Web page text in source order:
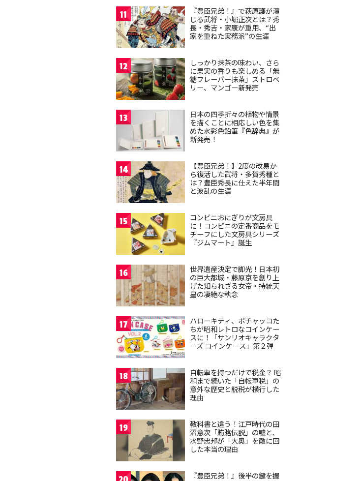
11
『豊臣兄弟！』で萩原護が演
じる武将・小堀正次とは？秀
長・秀吉・家康が重用、“出
家を重ねた実務派”の生涯
12
しっかり抹茶の味わい、さら
に果実の香りも楽しめる「無
糖フレーバー抹茶」ストロベ
リー、マンゴー新発売
13
日本の四季折々の植物や情景
を描くことに相応しい色を集
めた水彩色鉛筆『色辞典』が
新発売！
14
【豊臣兄弟！】2度の改易か
ら復活した武将・多賀秀種と
は？豊臣秀長に仕えた半年間
と波乱の生涯
15
コンビニおにぎりが文房具
に！コンビニの定番商品をモ
チーフにした文房具シリーズ
『ジムマート』誕生
16
世界遺産決定で脚光！日本初
の巨大都城・藤原京を創り上
げた知られざる女帝・持統天
皇の凄絶な執念
17
ハローキティ、ポチャッコた
ちが昭和レトロなコインケー
スに！「サンリオキャラクタ
ーズ コインケース」第２弾
18
自転車を持つだけで税金？ 昭
和まで続いた「自転車税」の
意外な歴史と脱税が横行した
理由
19
教科書と違う！江戸時代の田
沼意次「賄賂伝説」の嘘と、
水野忠邦が「大奥」を敵に回
した本当の理由
『豊臣兄弟！』後半の鍵を握